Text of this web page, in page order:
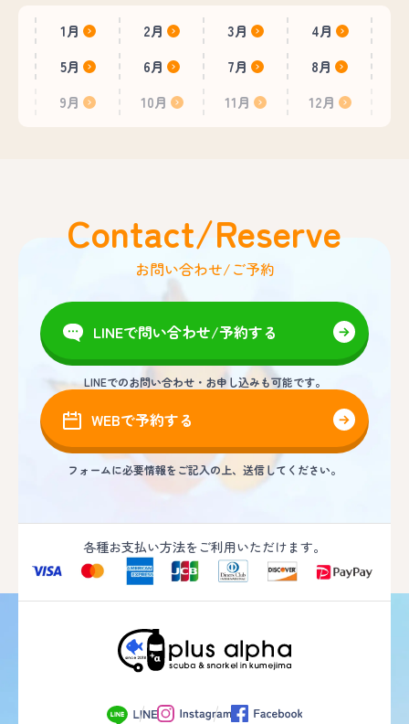
1月 2月 3月
4月
5月
6月 7月
8月
9月
10月 11月 12月
Contact/Reserve
お問い合わせ/ご予約
LINEで問い合わせ/予約する
LINEでのお問い合わせ・お申し込みも可能です。
WEBで予約する
フォームに必要情報をご記入の上、送信してください。
各種お支払い方法をご利用いただけます。